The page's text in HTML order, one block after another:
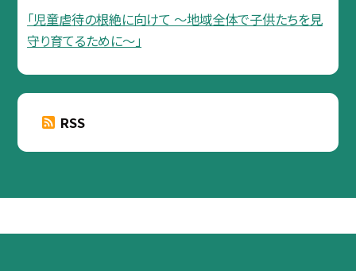
「児童虐待の根絶に向けて 〜地域全体で子供たちを見
守り育てるために〜」
RSS